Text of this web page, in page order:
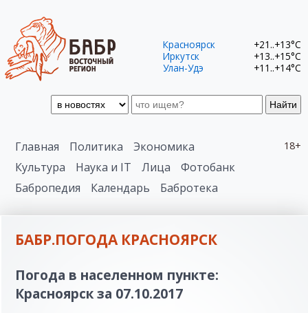
Найти
Красноярск
+21..+13°C
Иркутск
+13..+15°C
Улан-Удэ
+11..+14°C
18+
Главная Политика
Экономика
Культура
Наука и IT Лица
Фотобанк
Бабропедия
Календарь Бабротека
БАБР.ПОГОДА КРАСНОЯРСК
Погода в населенном пункте:
Красноярск за 07.10.2017